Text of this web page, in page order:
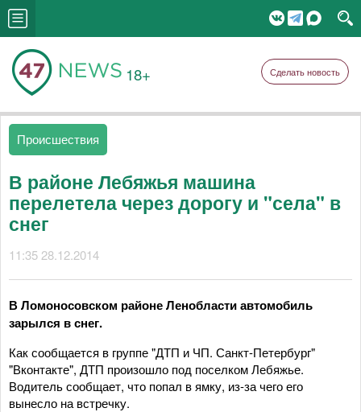
18+ Сделать новость
Происшествия
В районе Лебяжья машина
перелетела через дорогу и "села" в
снег
11:35 28.12.2014
В Ломоносовском районе Ленобласти автомобиль
зарылся в снег.
Как сообщается в группе "ДТП и ЧП. Санкт-Петербург"
"Вконтакте", ДТП произошло под поселком Лебяжье.
Водитель сообщает, что попал в ямку, из-за чего его
вынесло на встречку.